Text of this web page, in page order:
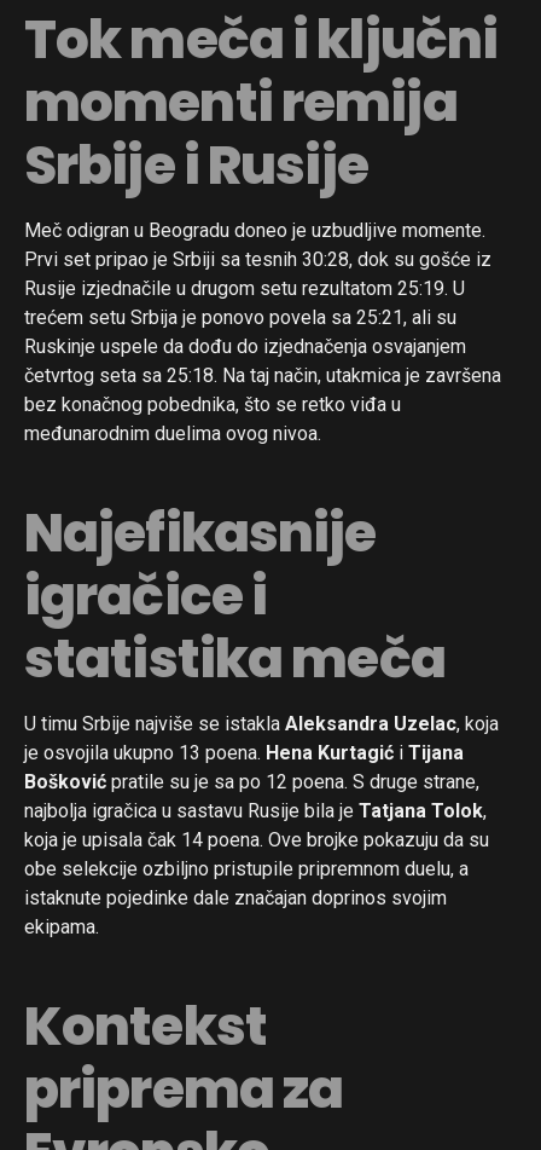
Tok meča i ključni
momenti remija
Srbije i Rusije
Meč odigran u Beogradu doneo je uzbudljive momente.
Prvi set pripao je Srbiji sa tesnih 30:28, dok su gošće iz
Rusije izjednačile u drugom setu rezultatom 25:19. U
trećem setu Srbija je ponovo povela sa 25:21, ali su
Ruskinje uspele da dođu do izjednačenja osvajanjem
četvrtog seta sa 25:18. Na taj način, utakmica je završena
bez konačnog pobednika, što se retko viđa u
međunarodnim duelima ovog nivoa.
Najefikasnije
igračice i
statistika meča
U timu Srbije najviše se istakla Aleksandra Uzelac, koja
je osvojila ukupno 13 poena. Hena Kurtagić i Tijana
Bošković pratile su je sa po 12 poena. S druge strane,
najbolja igračica u sastavu Rusije bila je Tatjana Tolok,
koja je upisala čak 14 poena. Ove brojke pokazuju da su
obe selekcije ozbiljno pristupile pripremnom duelu, a
istaknute pojedinke dale značajan doprinos svojim
ekipama.
Kontekst
priprema za